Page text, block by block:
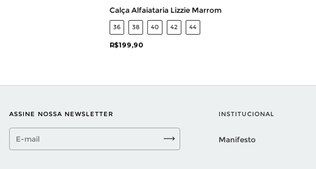
Calça Alfaiataria Lizzie Marrom
36 38 40 42 44
R$199,90
ASSINE NOSSA NEWSLETTER INSTITUCIONAL
Manifesto